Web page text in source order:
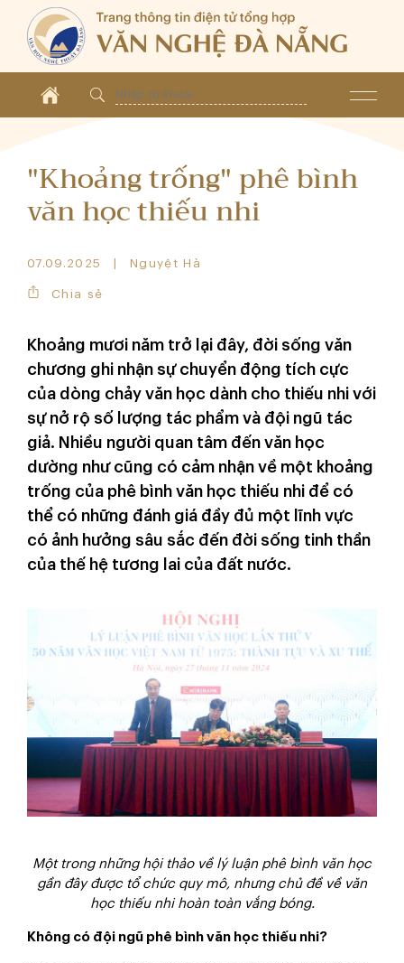
"Khoảng trống" phê bình
văn học thiếu nhi
07.09.2025 Nguyệt Hà
Chia sẻ
Khoảng mươi năm trở lại đây, đời sống văn
chương ghi nhận sự chuyển động tích cực
của dòng chảy văn học dành cho thiếu nhi với
sự nở rộ số lượng tác phẩm và đội ngũ tác
giả. Nhiều người quan tâm đến văn học
dường như cũng có cảm nhận về một khoảng
trống của phê bình văn học thiếu nhi để có
thể có những đánh giá đầy đủ một lĩnh vực
có ảnh hưởng sâu sắc đến đời sống tinh thần
của thế hệ tương lai của đất nước.
Một trong những hội thảo về lý luận phê bình văn học
gần đây được tổ chức quy mô, nhưng chủ đề về văn
học thiếu nhi hoàn toàn vắng bóng.
Không có đội ngũ phê bình văn học thiếu nhi?